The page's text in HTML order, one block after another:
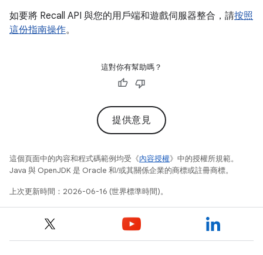
如要將 Recall API 與您的用戶端和遊戲伺服器整合，請按照
這份指南操作。
這對你有幫助嗎？
提供意見
這個頁面中的內容和程式碼範例均受《內容授權》中的授權所規範。
Java 與 OpenJDK 是 Oracle 和/或其關係企業的商標或註冊商標。
上次更新時間：2026-06-16 (世界標準時間)。